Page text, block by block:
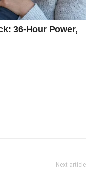
Next article